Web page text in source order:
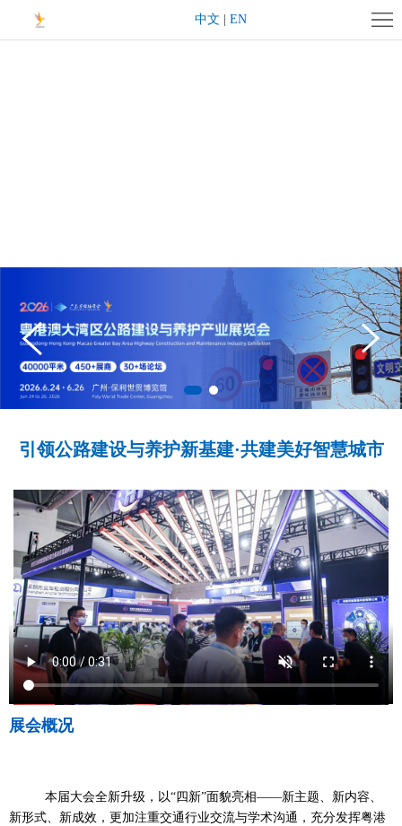
中文 |EN
心
活
系
引领公路建设与养护新基建·共建美好智慧城市
展会概况
本届大会全新升级，以“四新”面貌亮相——新主题、新内容、
新形式、新成效，更加注重交通行业交流与学术沟通，充分发挥粤港